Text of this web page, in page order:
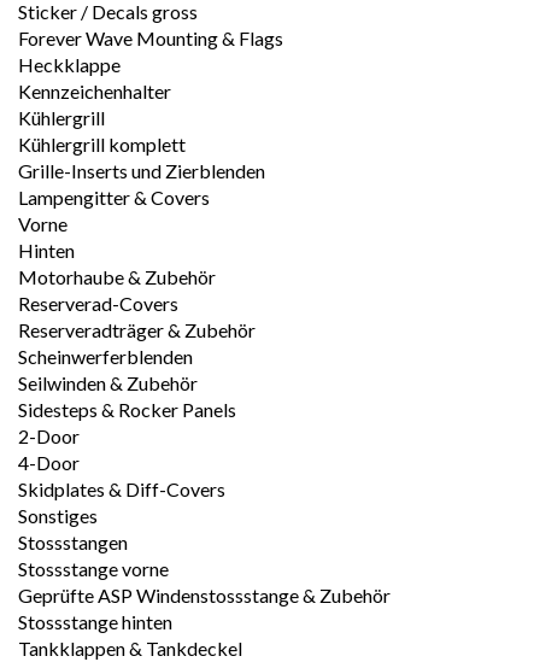
Sticker / Decals gross
Forever Wave Mounting & Flags
Heckklappe
Kennzeichenhalter
Kühlergrill
Kühlergrill komplett
Grille-Inserts und Zierblenden
Lampengitter & Covers
Vorne
Hinten
Motorhaube & Zubehör
Reserverad-Covers
Reserveradträger & Zubehör
Scheinwerferblenden
Seilwinden & Zubehör
Sidesteps & Rocker Panels
2-Door
4-Door
Skidplates & Diff-Covers
Sonstiges
Stossstangen
Stossstange vorne
Geprüfte ASP Windenstossstange & Zubehör
Stossstange hinten
Tankklappen & Tankdeckel